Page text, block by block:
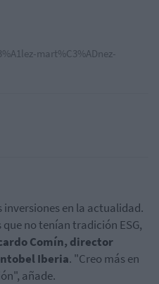
mart%C3%ADnez-
inversiones en la actualidad.
no tenían tradición ESG,
Comín, director
Iberia. "Creo más en
añade.